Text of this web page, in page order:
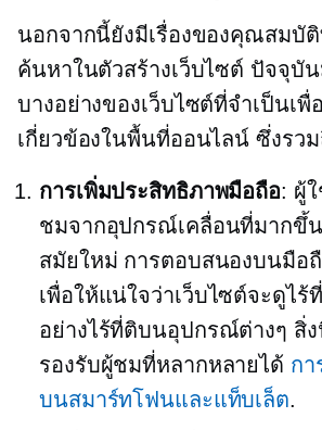
นอกจากนี้ยังมีเรื่องของคุณสมบั
ค้นหาในตัวสร้างเว็บไซต์ ปัจจุ
บางอย่างของเว็บไซต์ที่จำเป็นเพื่
เกี่ยวข้องในพื้นที่ออนไลน์ ซึ่งรวม
การเพิ่มประสิทธิภาพมือถือ: ผู้
ชมจากอุปกรณ์เคลื่อนที่มากขึ้
สมัยใหม่ การตอบสนองบนมือ
เพื่อให้แน่ใจว่าเว็บไซต์จะดูไร้
อย่างไร้ที่ติบนอุปกรณ์ต่างๆ สิ่
รองรับผู้ชมที่หลากหลายได้ กา
บนสมาร์ทโฟนและแท็บเล็ต.